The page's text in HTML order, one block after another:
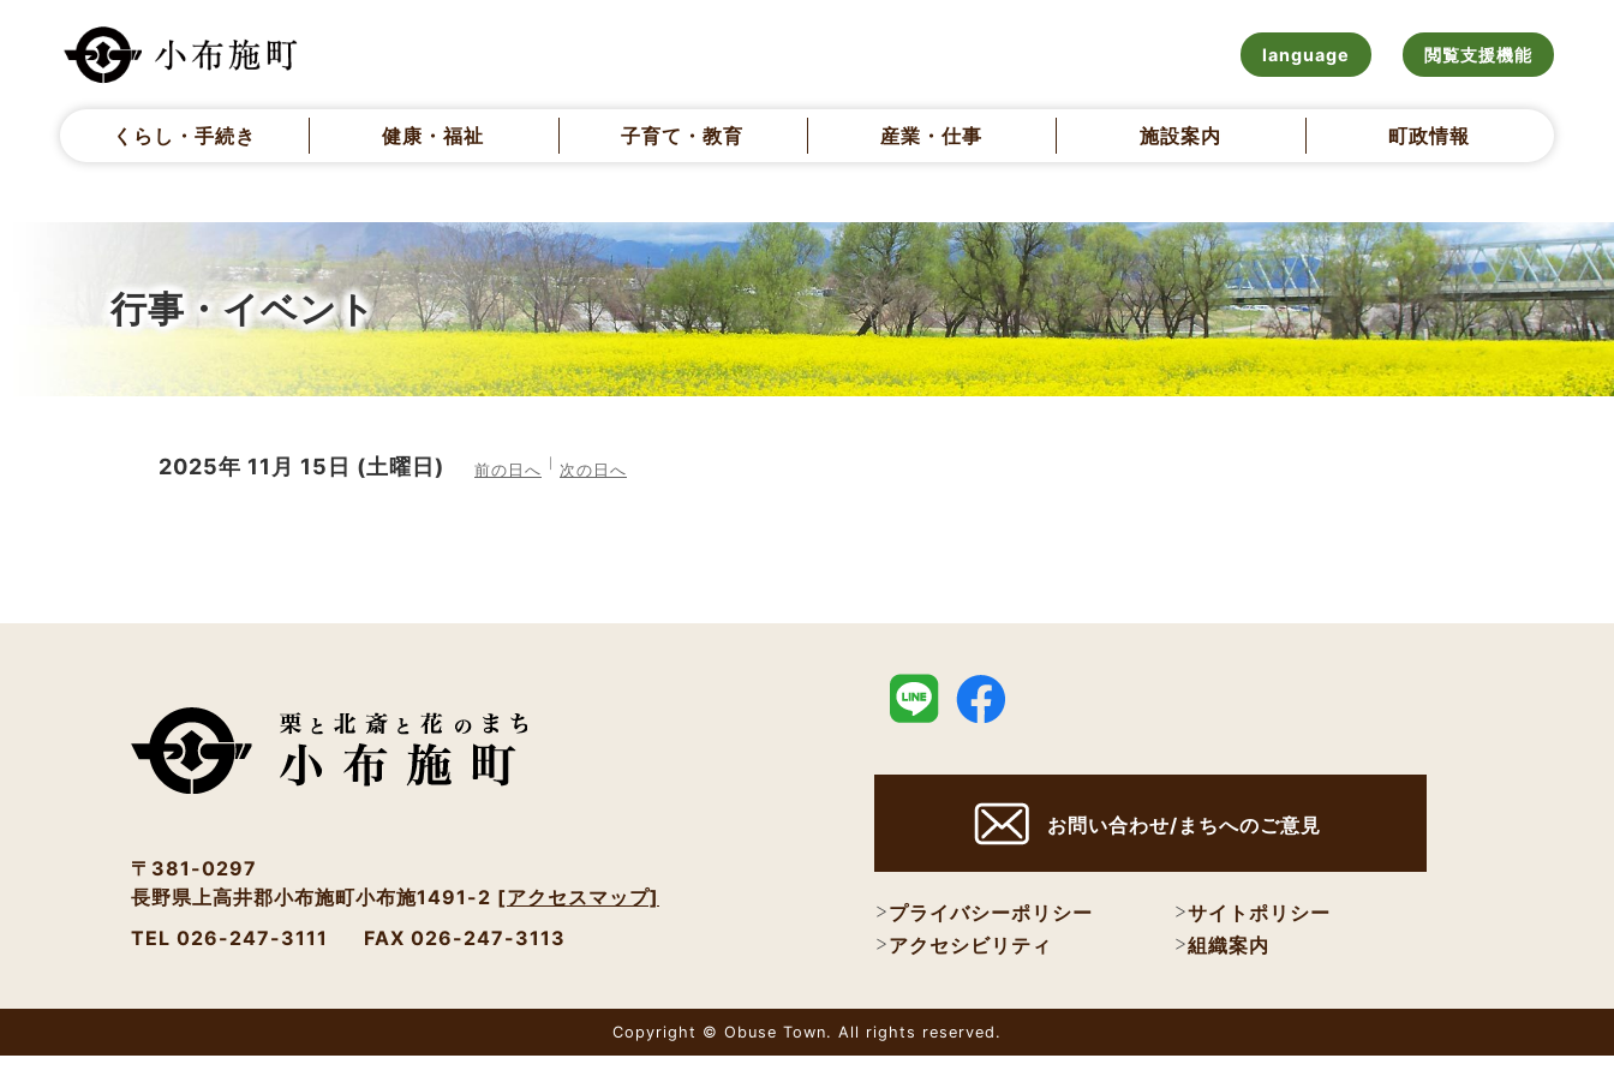
language 閲覧支援機能
くらし・手続き 健康・福祉 子育て・教育 産業・仕事 施設案内 町政情報
行事・イベント
2025年 11月 15日 (土曜日) 前の日へ 次の日へ
〒381-0297
長野県上高井郡小布施町小布施1491-2 [アクセスマップ]
TEL 026-247-3111
FAX 026-247-3113
お問い合わせ/まちへのご意見
プライバシーポリシー
サイトポリシー
アクセシビリティ
組織案内
Copyright © Obuse Town. All rights reserved.